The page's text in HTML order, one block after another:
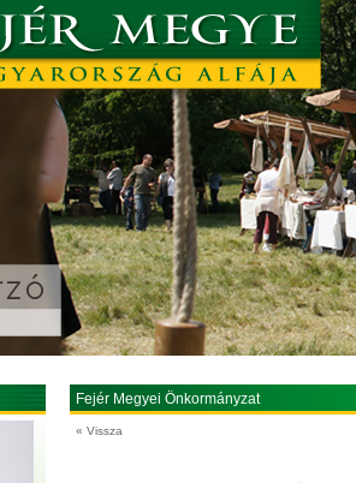
Fejér Megyei Önkormányzat
« Vissza